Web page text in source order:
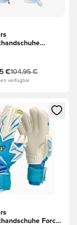
€104,95 €
verfügbar
oder Registrieren
neues Fenster
Force